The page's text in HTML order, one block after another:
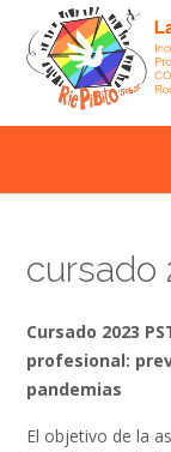
content
cursado
Cursado 2023
profesional:
pandemias
El objetivo de la